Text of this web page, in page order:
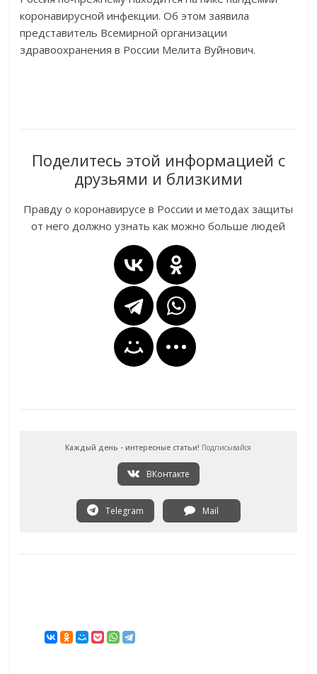
коронавирусной инфекции. Об этом заявила
представитель Всемирной организации
здравоохранения в России Мелита Вуйнович.
Поделитесь этой информацией с
друзьями и близкими
Правду о коронавирусе в России и методах защиты
от него должно узнать как можно больше людей
Каждый день - интересные статьи! Подписывайся
ВКонтакте
Telegram Mail